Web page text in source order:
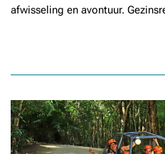
afwisseling en avontuur.